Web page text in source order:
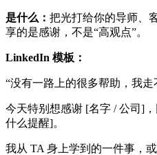
是什么： 把光打给你的导师、
享的是感谢，不是“高观点”。
LinkedIn 模板：
“没有一路上的很多帮助，我走
今天特别想感谢 [名字 / 公司]
什么提醒]。
我从 TA 身上学到的一件事，